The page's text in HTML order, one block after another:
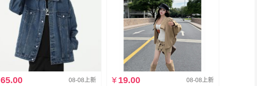
08-08上新
65.00 08-08上新
¥ 19.00